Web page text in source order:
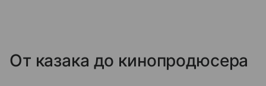
От казака до кинопродюсера